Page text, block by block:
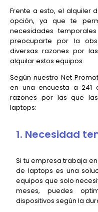
Frente a esto, el alquiler
opción, ya que te
necesidades
preocuparte por la
diversas razones por
alquilar estos equipos.
Según nuestro Net
en una encuesta a 241
razones por las que
laptops:
1. Necesidad
Si tu empresa trabaja
de laptops es una
equipos que solo
meses, puedes
dispositivos según la